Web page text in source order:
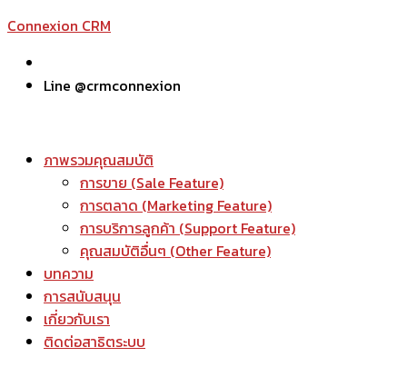
Connexion CRM
Line @crmconnexion
ภาพรวมคุณสมบัติ
การขาย (Sale Feature)
การตลาด (Marketing Feature)
การบริการลูกค้า (Support Feature)
คุณสมบัติอื่นๆ (Other Feature)
บทความ
การสนับสนุน
เกี่ยวกับเรา
ติดต่อสาธิตระบบ